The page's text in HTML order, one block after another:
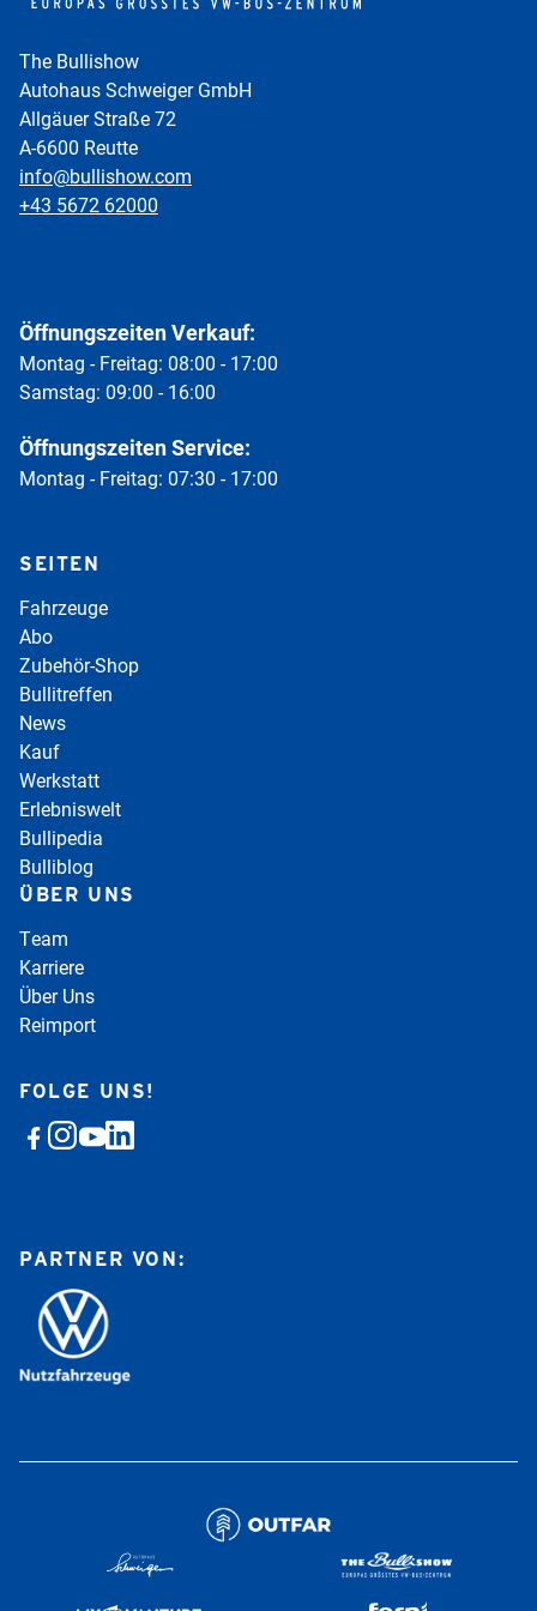
The Bullishow
Autohaus Schweiger GmbH
Allgäuer Straße 72
A-6600 Reutte
info@bullishow.com
+43 5672 62000
Öffnungszeiten Verkauf:
Montag - Freitag: 08:00 - 17:00
Samstag: 09:00 - 16:00
Öffnungszeiten Service:
Montag - Freitag: 07:30 - 17:00
SEITEN
Fahrzeuge
Abo
Zubehör-Shop
Bullitreffen
News
Kauf
Werkstatt
Erlebniswelt
Bullipedia
Bulliblog
ÜBER UNS
Team
Karriere
Über Uns
Reimport
FOLGE UNS!
PARTNER VON: